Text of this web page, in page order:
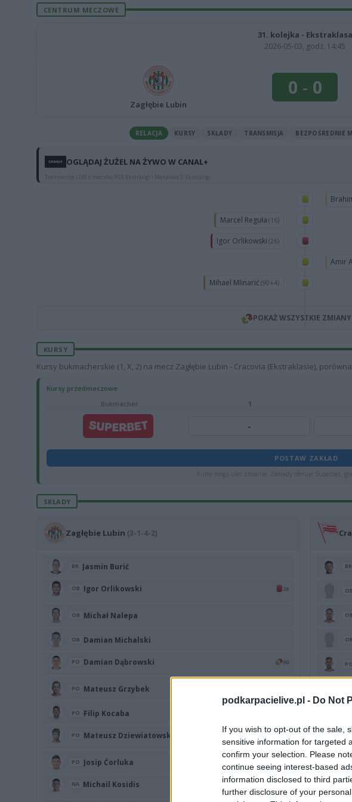
podkarpacielive.pl - Do Not
If you wish to opt-out of the sale,
sensitive information for targeted
confirm your selection. Please
continue seeing interest-based
information disclosed to third
further disclosure of your
CENTRUM MECZOWE
31. kolejka - Ekstraklasa
2026-05-03, godz. 14:45
Zagłębie Lubin
0 - 0
RELACJA KURSY SKŁADY TRANSMISJA BEZPOŚREDNIE
OGLĄDAJ ŻUŻEL NA ŻYWO W CANAL+
Transmisje LIVE z meczów PGE Ekstraligi i Metalkas 2. Ekstraligi
Marcel Reguła (16)
Igor Orlikowski (26)
Amir
Mihael Mlinarić (90+4)
POKAŻ WSZYSTKIE
KURSY
Kursy bukmacherskie (1, X, 2) na mecz Zagłębie Lubin - Cracovia (Ekstraklasie),
Kursy przedmeczowe
Bukmacher
1
-
POSTAW ZAKŁAD
Kursy mogą ulec zmianie, Zakłady oferuje Superbet,
SKŁADY
Zagłębie Lubin (3-1-4-2)
BR Jasmin Burić
OB Igor Orlikowski 26
OB Michał Nalepa
OB Damian Michalski
PO Damian Dąbrowski 90
PO Mateusz Grzybek
PO Filip Kocaba
PO Mateusz Dziewiatowski
PO Josip Ćorluka
NA Michail Kosidis 70
BR
OB
OB
OB
PO
PO